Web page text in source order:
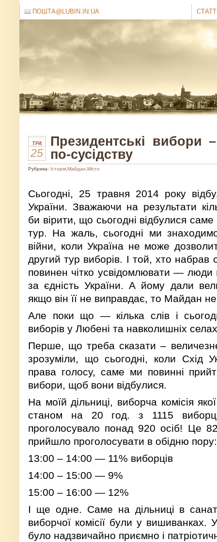
ПОШТА@LUBIN.IN.UA
ТРА
25
Президентські вибори
по-сусідству
Рубрика: Історія Майдан Місто
Сьогодні, 25 травня 2014 року
України. Зважаючи на результати
би вірити, що сьогодні відбулися
тур. На жаль, сьогодні ми
війни, коли Україна не може
другий тур виборів. І той, хто набрав
повинен чітко усвідомлювати — люди
за єдність України. А йому дали
якщо він її не виправдає, то Майдан
Але поки що — кілька слів і
виборів у Любені та навколишніх
Перше, що треба сказати –
зрозуміли, що сьогодні, коли Схід
права голосу, саме ми повинні
вибори, щоб вони відбулися.
На моїй дільниці, виборча комісія
станом на 20 год. з 1115
проголосувало понад 920 осіб! Це
прийшло проголосувати в обідню пору:
13:00 – 14:00 — 11% виборців
14:00 – 15:00 — 9%
15:00 – 16:00 — 12%
І ще одне. Саме на дільниці в
виборчої комісії були у вишиванках.
було надзвичайно приємно і